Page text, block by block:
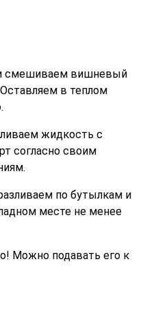
смешиваем вишневый
Оставляем в теплом
жидкость с
согласно своим
по бутылкам и
месте не менее
Можно подавать его к